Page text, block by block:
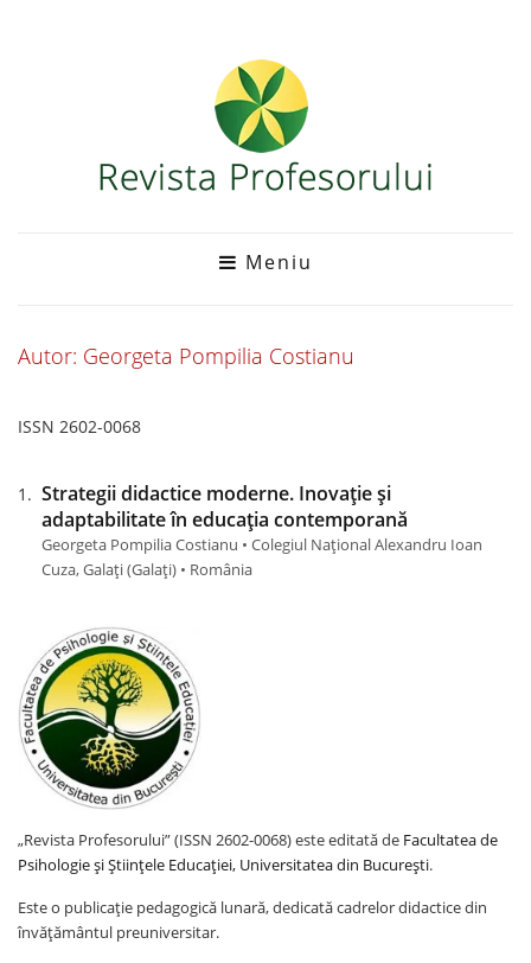
Meniu
Autor: Georgeta Pompilia Costianu
ISSN 2602-0068
Strategii didactice moderne. Inovație și
adaptabilitate în educația contemporană
Georgeta Pompilia Costianu • Colegiul Național Alexandru Ioan
Cuza, Galați (Galaţi) • România
„Revista Profesorului” (ISSN 2602-0068) este editată de Facultatea de
Psihologie și Științele Educației, Universitatea din București.
Este o publicație pedagogică lunară, dedicată cadrelor didactice din
învățământul preuniversitar.